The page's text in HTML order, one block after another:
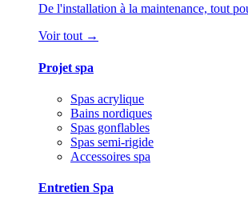
De l'installation à la maintenance, tout
Voir tout →
Projet spa
Spas acrylique
Bains nordiques
Spas gonflables
Spas semi-rigide
Accessoires spa
Entretien Spa